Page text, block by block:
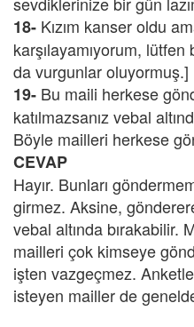
18- Kızım kanser oldu
karşılayamıyorum,
da vurgunlar oluyormuş.]
19- Bu maili herkese
katılmazsanız vebal
Böyle mailleri herkese
CEVAP
Hayır. Bunları
girmez. Aksine,
vebal altında bırakabilir.
mailleri çok kimseye
işten vazgeçmez.
isteyen mailler de